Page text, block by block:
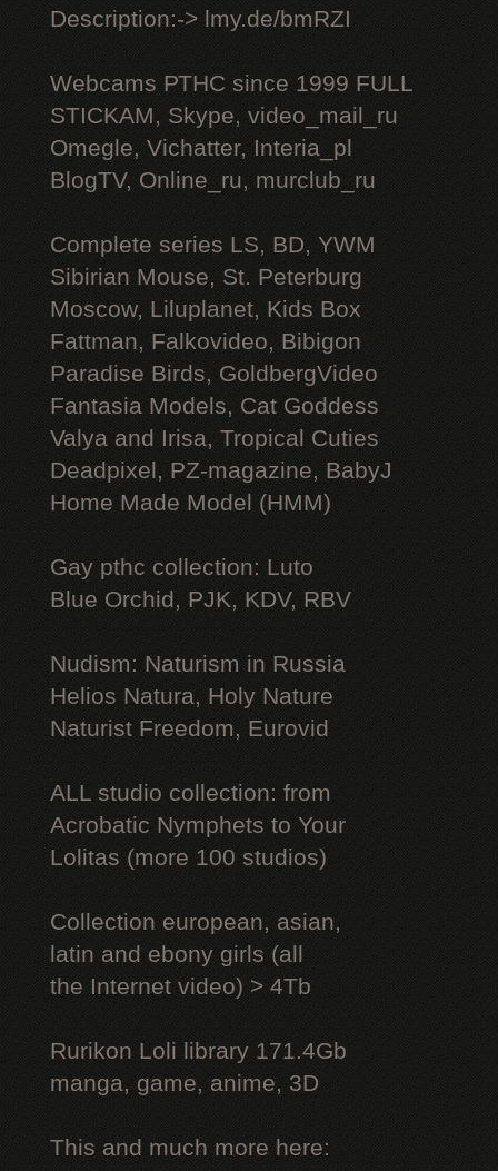
Description:-> lmy.de/bmRZI
Webcams РТНС since 1999 FULL
STICKAM, Skype, video_mail_ru
Omegle, Vichatter, Interia_pl
BlogTV, Online_ru, murclub_ru
Complete series LS, BD, YWM
Sibirian Mouse, St. Peterburg
Moscow, Liluplanet, Kids Box
Fattman, Falkovideo, Bibigon
Paradise Birds, GoldbergVideo
Fantasia Models, Cat Goddess
Valya and Irisa, Tropical Cuties
Deadpixel, PZ-magazine, BabyJ
Home Made Model (HMM)
Gay рthс collection: Luto
Blue Orchid, PJK, KDV, RBV
Nudism: Naturism in Russia
Helios Natura, Holy Nature
Naturist Freedom, Eurovid
ALL studio collection: from
Acrobatic Nymрhеts to Your
Lоlitаs (more 100 studios)
Collection european, asian,
latin and ebony girls (all
the Internet video) > 4Tb
Rurikon Lоli library 171.4Gb
manga, game, anime, 3D
This and much more here: